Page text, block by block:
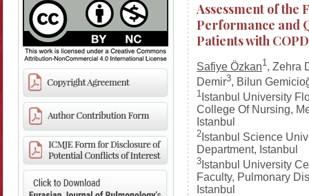
Assessment of the
Performance and
Patients with
Safiye Özkan1
, Zehra
Demir3 , Bilun
1 Istanbul University
College Of Nursing,
Istanbul
2 Istanbul Science
Department, Istanbul
3 Istanbul University
Faculty, Pulmonary
Istanbul